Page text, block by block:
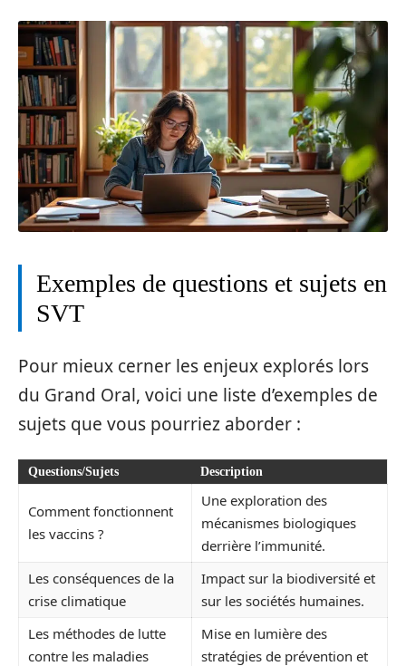
Exemples de questions et sujets en
SVT
Pour mieux cerner les enjeux explorés lors
du Grand Oral, voici une liste d’exemples de
sujets que vous pourriez aborder :
Questions/Sujets Description
Comment fonctionnent
les vaccins ?
Une exploration des
mécanismes biologiques
derrière l’immunité.
Les conséquences de la
crise climatique
Impact sur la biodiversité et
sur les sociétés humaines.
Les méthodes de lutte
contre les maladies
Mise en lumière des
stratégies de prévention et